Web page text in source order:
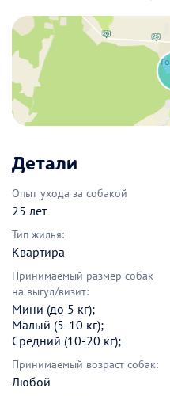
Детали
Опыт ухода за собакой
25 лет
Тип жилья:
Квартира
Принимаемый размер собак
на выгул/визит:
Мини (до 5 кг);
Малый (5-10 кг);
Средний (10-20 кг);
Принимаемый возраст собак:
Любой